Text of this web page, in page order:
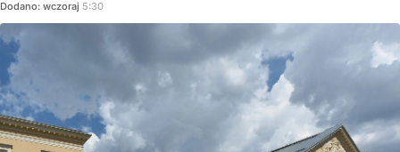
Dodano: wczoraj 5:30